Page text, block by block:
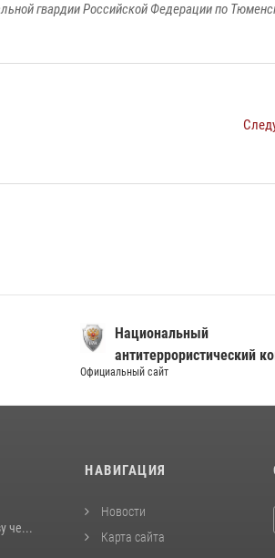
гвардии Российской Федерации по
Национальный
антитеррористический
Официальный сайт
че...
НАВИГАЦИЯ
Новости
Карта сайта